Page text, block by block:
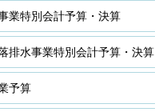
業特別会計予算・決算
排水事業特別会計予算・決算
予算